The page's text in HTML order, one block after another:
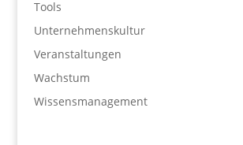
Tools
Unternehmenskultur
Veranstaltungen
Wachstum
Wissensmanagement